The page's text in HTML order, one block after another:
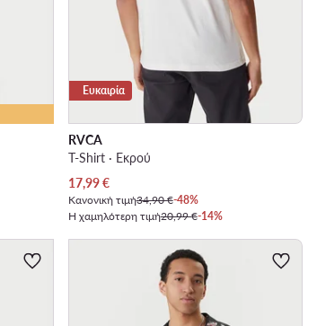
Ευκαιρία
RVCA
T-Shirt · Εκρού
Τρέχουσα τιμή
17,99€
Κανονική τιμή34,90 €-48%
Η χαμηλότερη τιμή20,99 €-14%